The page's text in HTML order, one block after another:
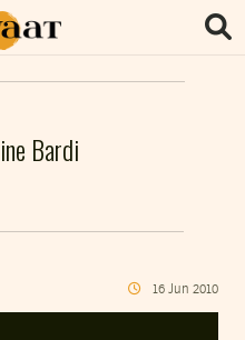
Bardi
16 Jun 2010